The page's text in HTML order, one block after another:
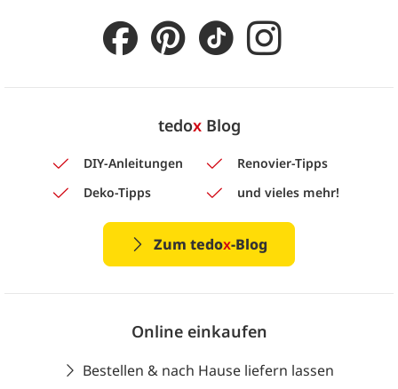
tedoxBlog
DIY-Anleitungen
Renovier-Tipps
Deko-Tipps
und vieles mehr!
Zum tedox-Blog
Online einkaufen
Bestellen & nach Hause liefern lassen